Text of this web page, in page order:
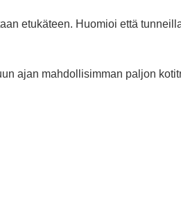
etukäteen. Huomioi että
ajan mahdollisimman paljon